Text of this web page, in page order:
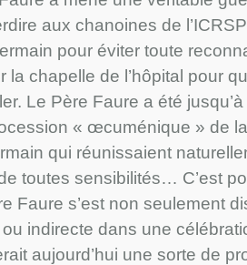
aux chanoines de
pour éviter toute
chapelle de l’hôpital pour
Le Père Faure a été
« œcuménique » de
qui réunissaient
toutes sensibilités… C’est
Faure s’est non seulement
indirecte dans une
aujourd’hui une sorte de